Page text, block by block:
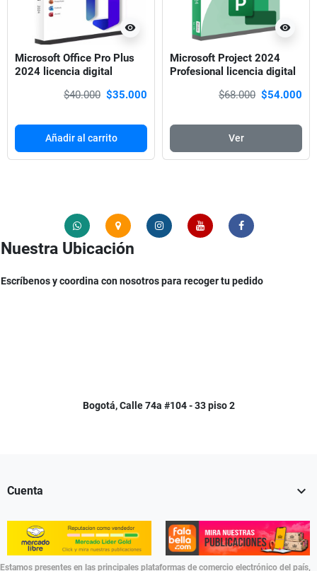
visibility
Microsoft Office Pro Plus
2024 licencia digital
$40.000 $35.000
Añadir al carrito
visibility
Microsoft Project 2024
Profesional licencia digital
$68.000 $54.000
Ver
Nuestra Ubicación
Escríbenos y coordina con nosotros para recoger tu pedido
Bogotá, Calle 74a #104 - 33 piso 2
Cuenta 
Estamos presentes en las principales plataformas de comercio electrónico del país,